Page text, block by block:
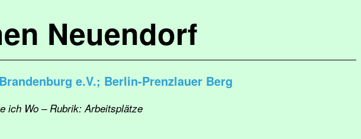
Neuendorf
e.V.; Berlin-Prenzlauer Berg
ich Wo – Rubrik: Arbeitsplätze